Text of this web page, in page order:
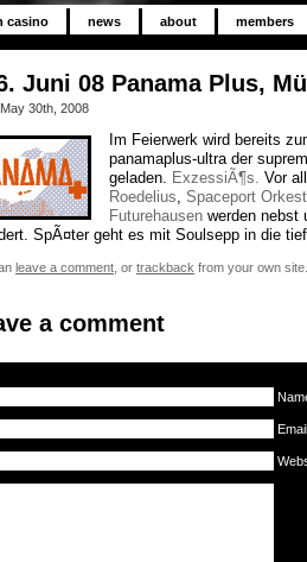
casino news about members
Juni 08 Panama Plus,
30th, 2008
Im Feierwerk wird bereits
panamaplus-ultra der
geladen. ExzessiÃ¶s. Vor
Roedelius, Spaceport
Futurehausen werden nebst
SpÃ¤ter geht es mit Soulsepp in die
leave a comment , or trackback from your own
a comment